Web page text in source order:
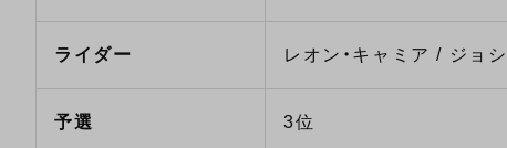
ライダー レオン・キャミア / ジョ
予選 3位